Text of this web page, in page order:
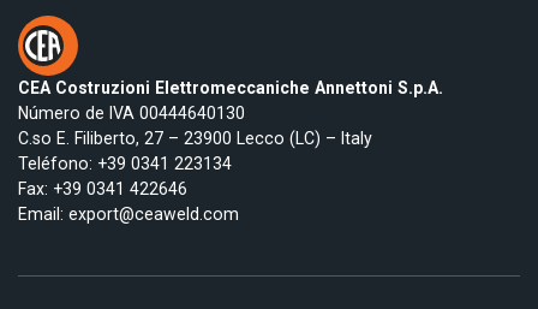
CEA Costruzioni Elettromeccaniche Annettoni S.p.A.
Número de IVA 00444640130
C.so E. Filiberto, 27 – 23900 Lecco (LC) – Italy
Teléfono: +39 0341 223134
Fax: +39 0341 422646
Email: export@ceaweld.com